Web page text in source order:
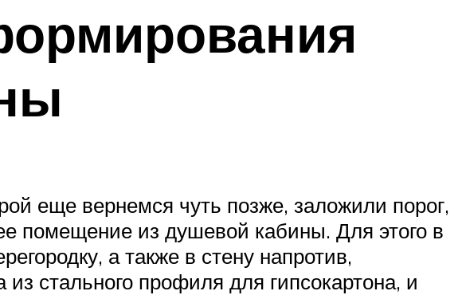
еще вернемся чуть позже, заложили порог,
помещение из душевой кабины. Для этого в
а также в стену напротив,
стального профиля для гипсокартона, и